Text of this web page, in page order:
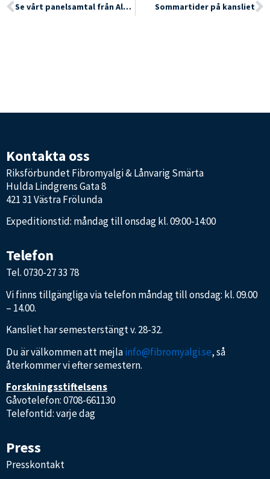
Se vårt panelsamtal från Almedalen Sommartider på kansliet
Kontakta oss
Riksförbundet Fibromyalgi & Lånvarig Smärta
Hulda Lindgrens Gata 8
421 31 Västra Frölunda
Expeditionstid: måndag till onsdag kl. 09:00-14:00
Telefon
Tel.0730-27 33 78
Vi finns tillgängliga via telefon måndag till onsdag: kl. 09.00
– 14.00.
Kansliet har semesterstängt v. 28-32.
Du är välkommen att mejlainfo@fibromyalgi.se, så
återkommer vi efter semestern.
Forskningsstiftelsens
Gåvotelefon: 0708-661130
Telefontid: varje dag
Press
Presskontakt